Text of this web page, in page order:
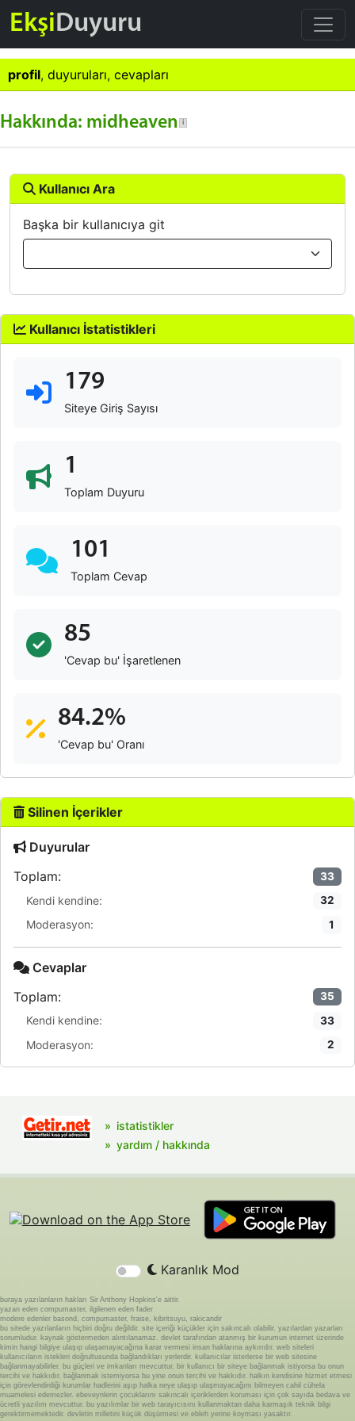
EkşiDuyuru
profil, duyuruları, cevapları
Hakkında: midheaven
Kullanıcı Ara
Başka bir kullanıcıya git
Kullanıcı İstatistikleri
179
Siteye Giriş Sayısı
1
Toplam Duyuru
101
Toplam Cevap
85
'Cevap bu' İşaretlenen
84.2%
'Cevap bu' Oranı
Silinen İçerikler
Duyurular
Toplam:
33
Kendi kendine: 32
Moderasyon: 1
Cevaplar
Toplam:
35
Kendi kendine: 33
Moderasyon: 2
istatistikler
yardım / hakkında
Karanlık Mod
buraya yazılanların hakları Sir Anthony Hopkins'e aittir.
yazan eden compumaster, ilgilenen eden fader
modere edenler basond, compumaster, fraise, kibritsuyu, rakicandir
bu sitede yazılanların hiçbiri doğru değildir. site içeriği küçükler için sakıncalı olabilir. yazılardan yazarları
sorumludur. kaynak göstermeden alıntılanamaz. devlet tarafından atanmış bir kurumun internet üzerinde
kimin hangi bilgiye ulaşıp ulaşamayacağına karar vermesi insan haklarına aykırıdır. web siteleri
kullanıcıların istekleri doğrultusunda bağlandıkları yerlerdir. kullanıcılar isterlerse bir web sitesine
bağlanmayabilirler. bu güçleri ve imkanları mevcuttur. bir kullanıcı bir siteye bağlanmak istiyorsa bu onun
tercihi ve hakkıdır. bağlanmak istemiyorsa bu yine onun tercihi ve hakkıdır. halkın kendisine hizmet etmesi
için görevlendirdiği kurumlar hadlerini aşıp halka neye ulaşıp ulaşmayacağını bilmeyen cahil cühela
muamelesi edemezler. ebeveynlerin çocuklarını sakıncalı içeriklerden koruması için çok sayıda bedava ve
ücretli yazılım mevcuttur. bu yazılımlar bir web tarayıcısını kullanmaktan daha karmaşık teknik bilgi
gerektirmemektedir. devletin milletini küçük düşürmesi ve ebleh yerine koyması yasaktır.